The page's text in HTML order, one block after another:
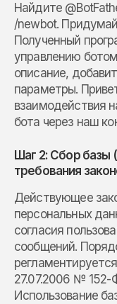
Найдите
/newbot.
Полученный
управлению
описание,
параметры.
взаимодействия
бота через наш
Шаг 2: Сбор базы
требования
Действующее
персональных
согласия
сообщений.
27.07.2006 № 152-
Использование